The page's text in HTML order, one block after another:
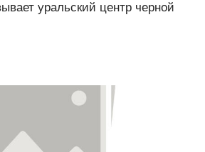
уральский центр черной